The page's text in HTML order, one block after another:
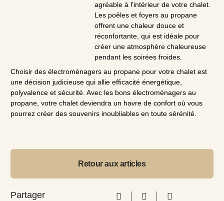
agréable à l'intérieur de votre chalet.
Les poêles et foyers au propane
offrent une chaleur douce et
réconfortante, qui est idéale pour
créer une atmosphère chaleureuse
pendant les soirées froides.
Choisir des électroménagers au propane pour votre chalet est
une décision judicieuse qui allie efficacité énergétique,
polyvalence et sécurité. Avec les bons électroménagers au
propane, votre chalet deviendra un havre de confort où vous
pourrez créer des souvenirs inoubliables en toute sérénité.
Retour aux articles
Partager